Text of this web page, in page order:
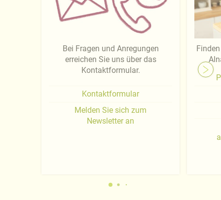
Bei Fragen und Anregungen
erreichen Sie uns über das
Kontaktformular.
Kontaktformular
Melden Sie sich zum
Newsletter an